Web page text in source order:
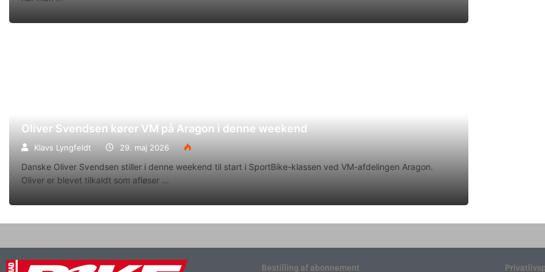
Oliver Svendsen kører VM på Aragon i denne weekend
Klavs Lyngfeldt 29. maj 2026
Danske Oliver Svendsen stiller i denne weekend til start i SportBike-klassen ved VM-afdelingen Aragon.
Oliver er blevet tilkaldt som afløser
Bestilling af abonnement